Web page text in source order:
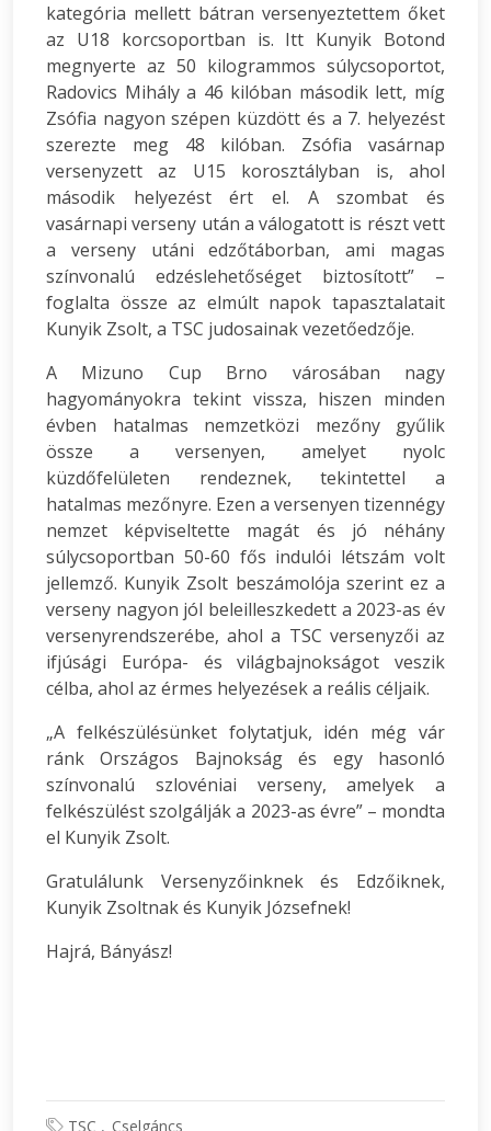
kategória mellett bátran versenyeztettem őket
az U18 korcsoportban is. Itt Kunyik Botond
megnyerte az 50 kilogrammos súlycsoportot,
Radovics Mihály a 46 kilóban második lett, míg
Zsófia nagyon szépen küzdött és a 7. helyezést
szerezte meg 48 kilóban. Zsófia vasárnap
versenyzett az U15 korosztályban is, ahol
második helyezést ért el. A szombat és
vasárnapi verseny után a válogatott is részt vett
a verseny utáni edzőtáborban, ami magas
színvonalú edzéslehetőséget biztosított” –
foglalta össze az elmúlt napok tapasztalatait
Kunyik Zsolt, a TSC judosainak vezetőedzője.
A Mizuno Cup Brno városában nagy
hagyományokra tekint vissza, hiszen minden
évben hatalmas nemzetközi mezőny gyűlik
össze a versenyen, amelyet nyolc
küzdőfelületen rendeznek, tekintettel a
hatalmas mezőnyre. Ezen a versenyen tizennégy
nemzet képviseltette magát és jó néhány
súlycsoportban 50-60 fős indulói létszám volt
jellemző. Kunyik Zsolt beszámolója szerint ez a
verseny nagyon jól beleilleszkedett a 2023-as év
versenyrendszerébe, ahol a TSC versenyzői az
ifjúsági Európa- és világbajnokságot veszik
célba, ahol az érmes helyezések a reális céljaik.
„A felkészülésünket folytatjuk, idén még vár
ránk Országos Bajnokság és egy hasonló
színvonalú szlovéniai verseny, amelyek a
felkészülést szolgálják a 2023-as évre” – mondta
el Kunyik Zsolt.
Gratulálunk Versenyzőinknek és Edzőiknek,
Kunyik Zsoltnak és Kunyik Józsefnek!
Hajrá, Bányász!
TSC Cselgáncs